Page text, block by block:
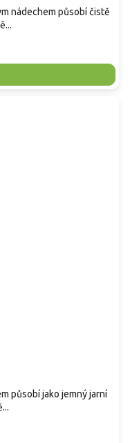
nádechem působí čistě
působí jako jemný jarní